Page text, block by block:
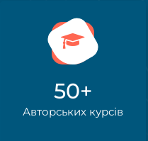
50+
Авторських курсів